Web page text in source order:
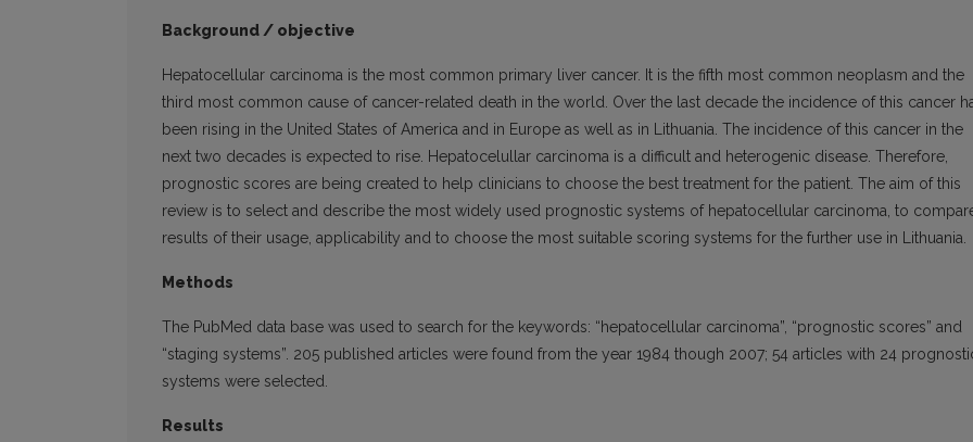
Background / objective
Hepatocellular carcinoma is the most common primary liver cancer. It is the fifth most common neoplasm and the
third most common cause of cancer-related death in the world. Over the last decade the incidence of this cancer
been rising in the United States of America and in Europe as well as in Lithuania. The incidence of this cancer in the
next two decades is expected to rise. Hepatocelullar carcinoma is a difficult and heterogenic disease. Therefore,
prognostic scores are being created to help clinicians to choose the best treatment for the patient. The aim of this
review is to select and describe the most widely used prognostic systems of hepatocellular carcinoma, to
results of their usage, applicability and to choose the most suitable scoring systems for the further use in Lithuania.
Methods
The PubMed data base was used to search for the keywords: “hepatocellular carcinoma”, “prognostic scores” and
“staging systems”. 205 published articles were found from the year 1984 though 2007; 54 articles with 24
systems were selected.
Results